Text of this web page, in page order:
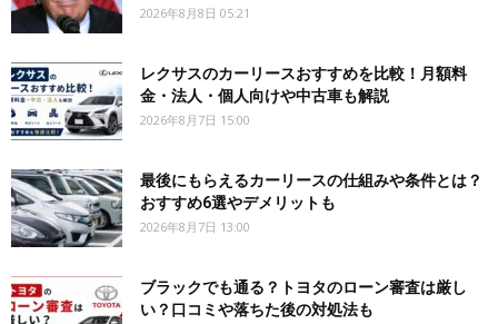
2026年8月8日 05:21
レクサスのカーリースおすすめを比較！月額料
金・法人・個人向けや中古車も解説
2026年8月7日 15:00
最後にもらえるカーリースの仕組みや条件とは？
おすすめ6選やデメリットも
2026年8月7日 13:00
ブラックでも通る？トヨタのローン審査は厳し
い？口コミや落ちた後の対処法も